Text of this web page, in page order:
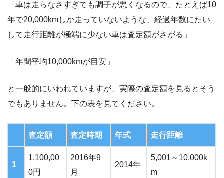
「車は走らなさすぎても調子が悪くなるので、たとえば10
年で20,000kmしか走っていないような、経過年数にたい
して走行距離が極端に少ない車は査定額がさがる」
「年間平均10,000kmが目安」
と一般的にいわれていますが、実際の査定額を見るとそう
でもありません。下の表を見てください。
査定額 査定時期 年式 走行距離
1
1,100,00
0円
2016年9
月
2014年
5,001～10,000k
m